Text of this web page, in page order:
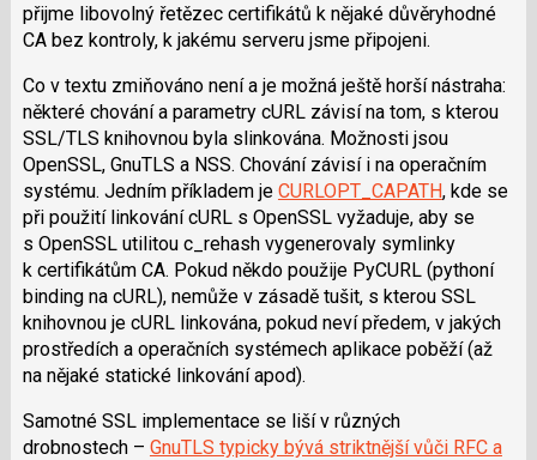
přijme libovolný řetězec certifikátů k nějaké důvěryhodné
CA bez kontroly, k jakému serveru jsme připojeni.
Co v textu zmiňováno není a je možná ještě horší nástraha:
některé chování a parametry cURL závisí na tom, s kterou
SSL/TLS knihovnou byla slinkována. Možnosti jsou
OpenSSL, GnuTLS a NSS. Chování závisí i na operačním
systému. Jedním příkladem je CURLOPT_CAPATH, kde se
při použití linkování cURL s OpenSSL vyžaduje, aby se
s OpenSSL utilitou c_rehash vygenerovaly symlinky
k certifikátům CA. Pokud někdo použije PyCURL (pythoní
binding na cURL), nemůže v zásadě tušit, s kterou SSL
knihovnou je cURL linkována, pokud neví předem, v jakých
prostředích a operačních systémech aplikace poběží (až
na nějaké statické linkování apod).
Samotné SSL implementace se liší v různých
drobnostech – GnuTLS typicky bývá striktnější vůči RFC a